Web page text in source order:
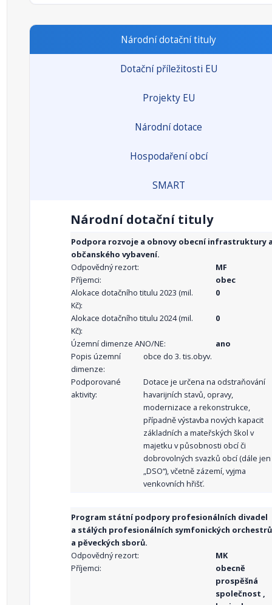
Národní dotační tituly
Dotační příležitosti EU
Projekty EU
Národní dotace
Hospodaření obcí
SMART
Národní dotační tituly
Podpora rozvoje a obnovy obecní infrastruktury
občanského vybavení.
Odpovědný rezort:
MF
Příjemci:
obec
Alokace dotačního titulu 2023 (mil.
Kč):
0
Alokace dotačního titulu 2024 (mil.
Kč):
0
Územní dimenze ANO/NE:
ano
Popis územní
dimenze:
obce do 3. tis.obyv.
Podporované
aktivity:
Dotace je určena na odstraňování
havarijních stavů, opravy,
modernizace a rekonstrukce,
případně výstavba nových kapacit
základních a mateřských škol v
majetku v působnosti obcí či
dobrovolných svazků obcí (dále jen
„DSO“), včetně zázemí, vyjma
venkovních hřišť.
Program státní podpory profesionálních divadel
a stálých profesionálních symfonických orchestrů
a pěveckých sborů.
Odpovědný rezort:
MK
Příjemci:
obecně
prospěšná
společnost ,